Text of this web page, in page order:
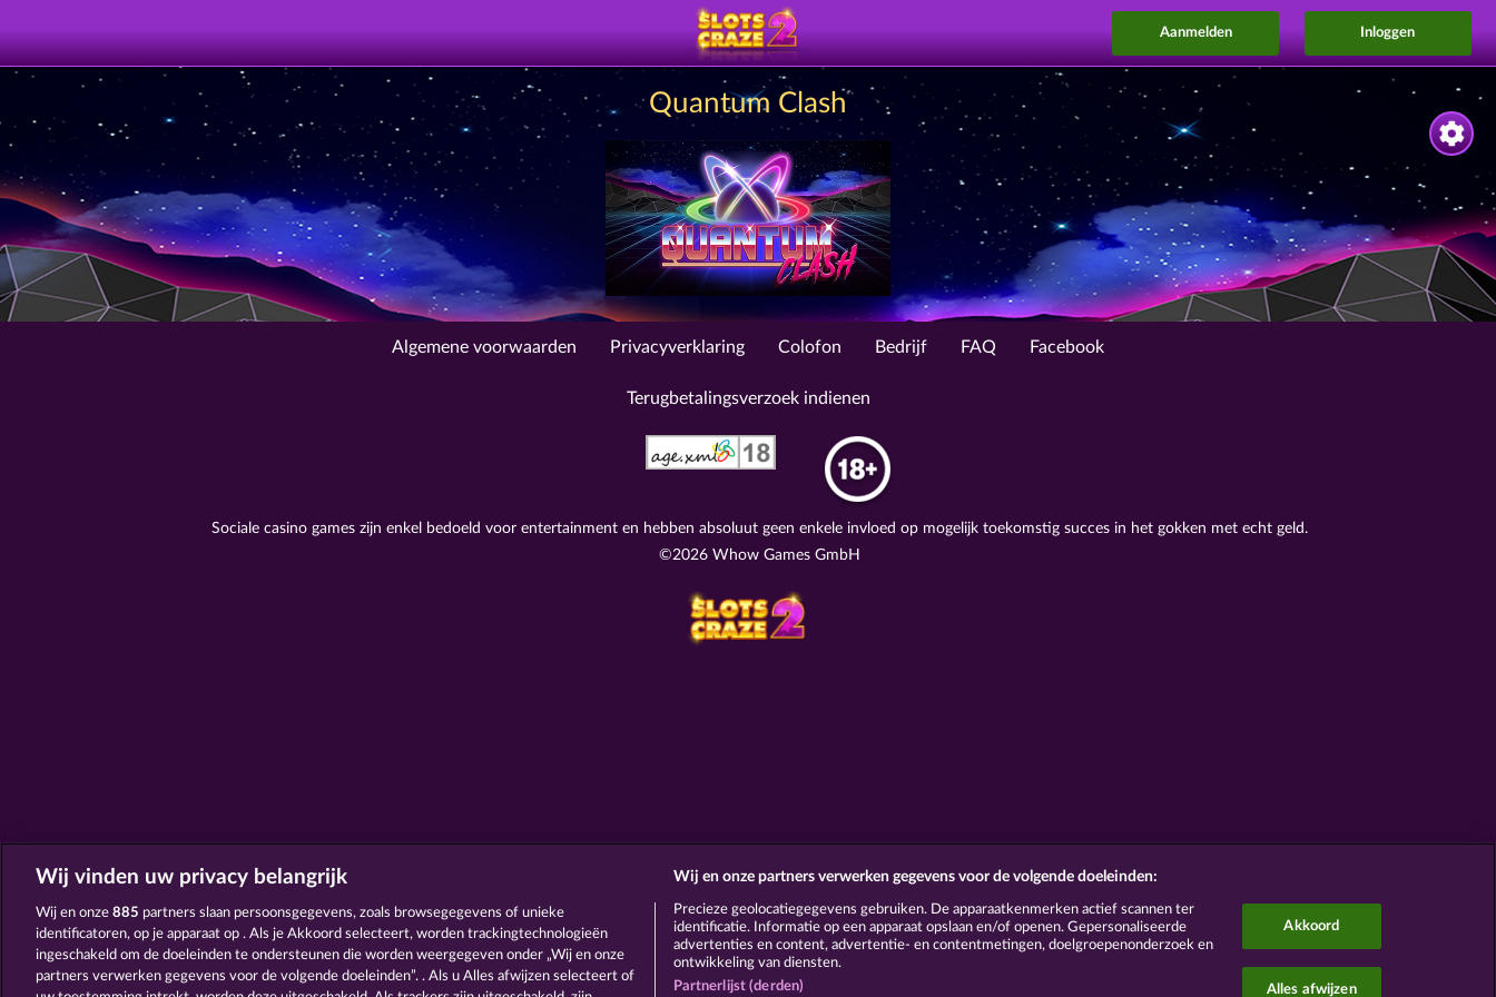
Aanmelden Inloggen
Quantum Clash
Algemene voorwaarden Privacyverklaring Colofon Bedrijf FAQ Facebook
Terugbetalingsverzoek indienen
Sociale casino games zijn enkel bedoeld voor entertainment en hebben absoluut geen enkele invloed op mogelijk toekomstig succes in het gokken met echt geld.
©2026 Whow Games GmbH
Wij vinden uw privacy belangrijk
Wij en onze 885 partners slaan persoonsgegevens, zoals browsegegevens of unieke
identificatoren, op je apparaat op . Als je Akkoord selecteert, worden trackingtechnologieën
ingeschakeld om de doeleinden te ondersteunen die worden weergegeven onder „Wij en onze
partners verwerken gegevens voor de volgende doeleinden”. . Als u Alles afwijzen selecteert of
Wij en onze partners verwerken gegevens voor de volgende doeleinden:
Precieze geolocatiegegevens gebruiken. De apparaatkenmerken actief scannen ter
identificatie. Informatie op een apparaat opslaan en/of openen. Gepersonaliseerde
advertenties en content, advertentie- en contentmetingen, doelgroepenonderzoek en
ontwikkeling van diensten.
Partnerlijst (derden)
Akkoord
Alles afwijzen